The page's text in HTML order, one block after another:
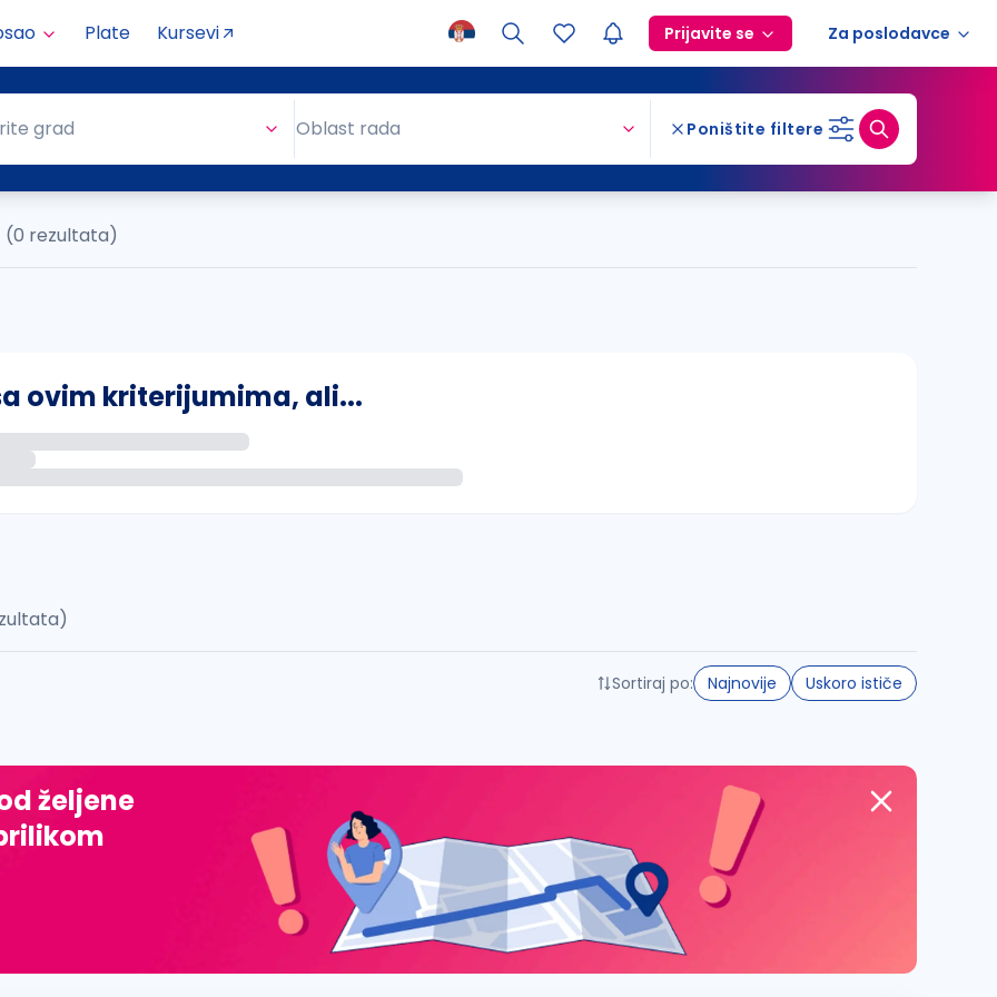
Plate Kursevi Prijavite se Za poslodavce
grad Oblast rada Poništite filtere
(0 rezultata)
ovim kriterijumima, ali...
đ, ž, dž)
Sortiraj po: Najnovije Uskoro ističe
željene